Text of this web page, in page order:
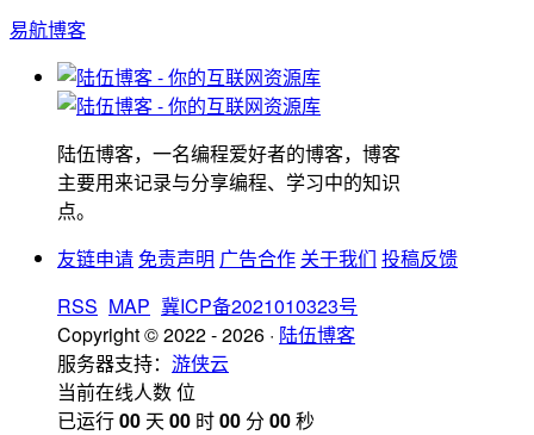
易航博客
陆伍博客，一名编程爱好者的博客，博客
主要用来记录与分享编程、学习中的知识
点。
友链申请 免责声明 广告合作 关于我们 投稿反馈
RSS MAP 冀ICP备2021010323号
Copyright © 2022 - 2026 · 陆伍博客
服务器支持： 游侠云
当前在线人数位
已运行00 天 00 时00 分 00秒